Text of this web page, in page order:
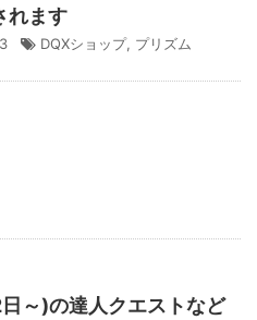
れます
DQXショップ, プリズム
～)の達人クエストなど